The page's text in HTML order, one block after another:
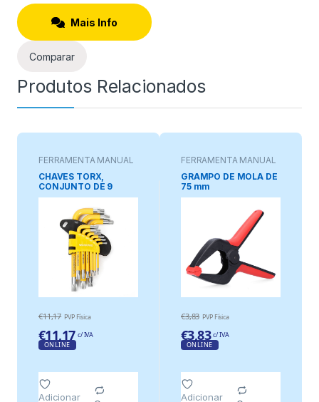
Mais Info
Comparar
Produtos Relacionados
FERRAMENTA MANUAL
CHAVES TORX,
CONJUNTO DE 9
PEÇAS, SEGURANÇA.
€11,17 PVP Física
€11,17 c/ IVA
ONLINE
Adicionar
FERRAMENTA MANUAL
GRAMPO DE MOLA DE
75 mm
€3,83 PVP Física
€3,83 c/ IVA
ONLINE
Adicionar